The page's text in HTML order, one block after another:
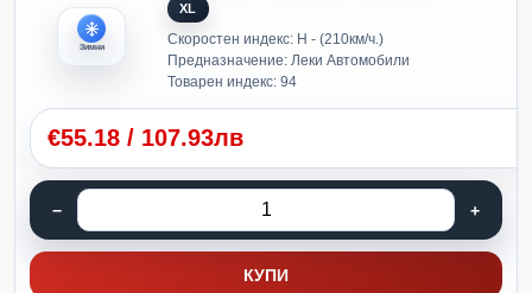
Зимни
XL
Скоростен индекс: H - (210км/ч.)
Предназначение: Леки Автомобили
Товарен индекс: 94
€55.18 / 107.93лв
КУПИ